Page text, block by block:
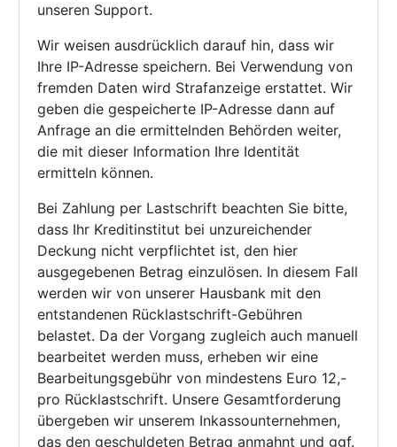
unseren Support.
Wir weisen ausdrücklich darauf hin, dass wir
Ihre IP-Adresse speichern. Bei Verwendung von
fremden Daten wird Strafanzeige erstattet. Wir
geben die gespeicherte IP-Adresse dann auf
Anfrage an die ermittelnden Behörden weiter,
die mit dieser Information Ihre Identität
ermitteln können.
Bei Zahlung per Lastschrift beachten Sie bitte,
dass Ihr Kreditinstitut bei unzureichender
Deckung nicht verpflichtet ist, den hier
ausgegebenen Betrag einzulösen. In diesem Fall
werden wir von unserer Hausbank mit den
entstandenen Rücklastschrift-Gebühren
belastet. Da der Vorgang zugleich auch manuell
bearbeitet werden muss, erheben wir eine
Bearbeitungsgebühr von mindestens Euro 12,-
pro Rücklastschrift. Unsere Gesamtforderung
übergeben wir unserem Inkassounternehmen,
das den geschuldeten Betrag anmahnt und ggf.